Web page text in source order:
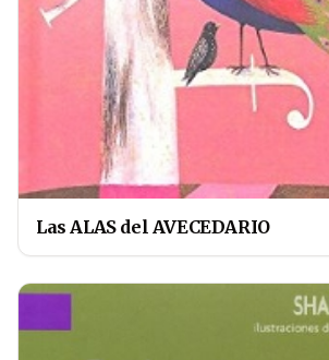
Las ALAS del AVECEDARIO